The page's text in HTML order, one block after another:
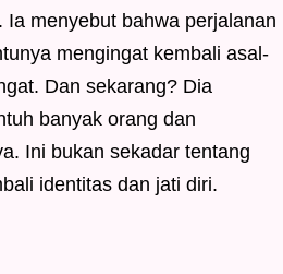
menyebut bahwa perjalanan
mengingat kembali asal-
Dan sekarang? Dia
banyak orang dan
Ini bukan sekadar tentang
identitas dan jati diri.